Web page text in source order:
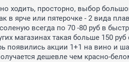
ходить, просторно, выбор
в ярче или пятерочке - 2 вида
всегда по 70 -80 руб в
магазинах такая больше 150
появились акции 1+1 на вино и
дешевле чем красно-